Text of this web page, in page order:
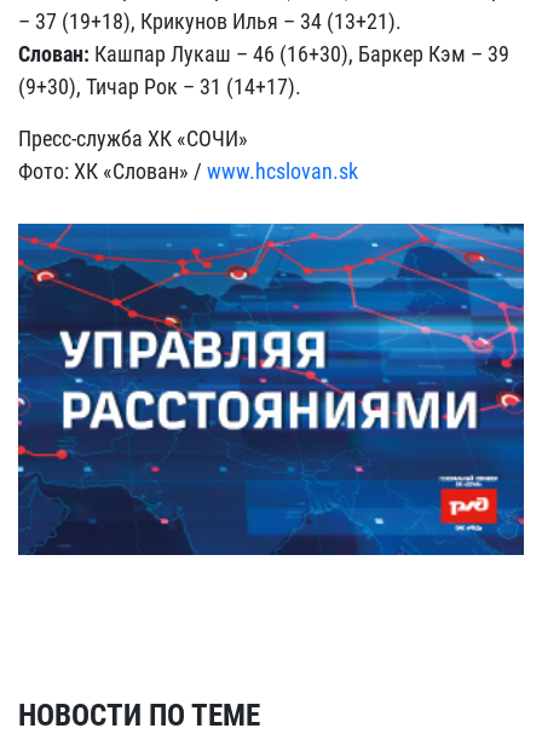
– 37 (19+18), Крикунов Илья – 34 (13+21).
Слован: Кашпар Лукаш – 46 (16+30), Баркер Кэм – 39
(9+30), Тичар Рок – 31 (14+17).
Пресс-служба ХК «СОЧИ»
Фото: ХК «Слован» / www.hcslovan.sk
НОВОСТИ ПО ТЕМЕ